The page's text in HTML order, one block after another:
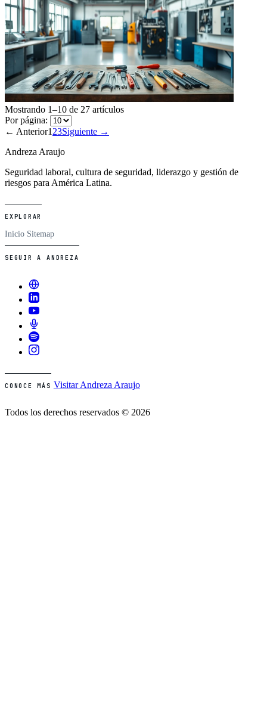
Mostrando 1–10 de 27 artículos
Por página:
← Anterior1 23Siguiente →
Andreza Araujo
Seguridad laboral, cultura de seguridad, liderazgo y gestión de
riesgos para América Latina.
EXPLORAR
Inicio Sitemap
SEGUIR A ANDREZA
CONOCE MÁS Visitar Andreza Araujo
Todos los derechos reservados © 2026